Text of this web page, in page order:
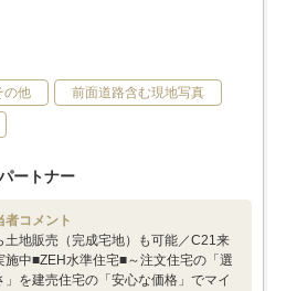
の他 前面道路含む現地写真
ートナー
者コメント
土地販売（完成宅地）も可能／C21来
施中■ZEH水準住宅■～注文住宅の「選
」を建売住宅の「安心な価格」でマイ